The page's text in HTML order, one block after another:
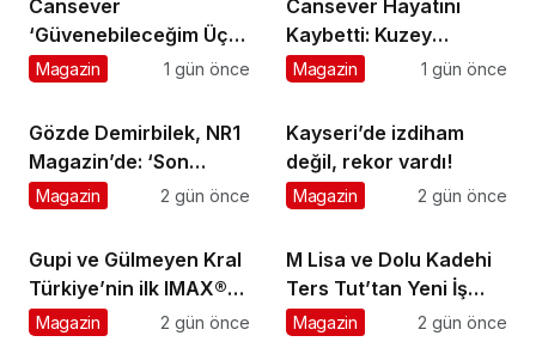
Cansever
‘Güvenebileceğim Üç
İnsandan Biri’ Demişti:
Cansever’e Duygusal
Veda
Magazin 1 gün önce
Cansever Hayatını
Kaybetti: Kuzey
Makedonya’da
Magazin 1 gün önce
Gözde Demirbilek, NR1
Magazin’de: ‘Son
assolist olarak var
Magazin 2 gün önce
Kayseri’de izdiham
değil, rekor vardı!
Magazin 2 gün önce
Gupi ve Gülmeyen Kral
Türkiye’nin ilk IMAX®
animasyon filmi oluyor
Magazin 2 gün önce
M Lisa ve Dolu Kadehi
Ters Tut’tan Yeni İş
Birliği: Vişne
Magazin 2 gün önce